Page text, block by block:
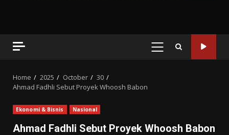
PRIMARY
Home 2025 October
30
Ahmad Fadhli Sebut Proyek Whoosh Babon
Ekonomi & Bisnis Nasional
Ahmad Fadhli Sebut Proyek Whoosh Babon